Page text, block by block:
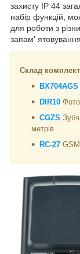
захисту IP 44
набір функцій,
для роботи з
запам'
Склад
BX704AGS
DIR10
CGZS
метрів
RC-27